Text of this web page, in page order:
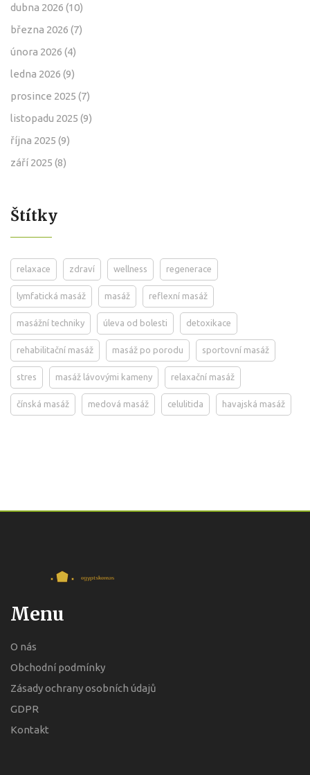
dubna 2026 (10)
března 2026 (7)
února 2026 (4)
ledna 2026 (9)
prosince 2025 (7)
listopadu 2025 (9)
října 2025 (9)
září 2025 (8)
Štítky
relaxace zdraví wellness regenerace
lymfatická masáž masáž reflexní masáž
masážní techniky úleva od bolesti detoxikace
rehabilitační masáž masáž po porodu sportovní masáž
stres masáž lávovými kameny relaxační masáž
čínská masáž medová masáž celulitida havajská masáž
Menu
O nás
Obchodní podmínky
Zásady ochrany osobních údajů
GDPR
Kontakt